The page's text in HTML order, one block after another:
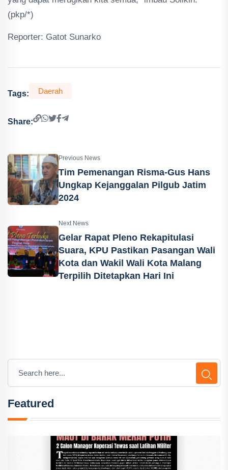
(pkp/*)
Reporter: Gatot Sunarko
Tags: Daerah
Share:
Previous News
Tim Pemenangan Risma-Gus Hans
Ungkap Kejanggalan Pilgub Jatim
2024
Next News
Gelar Rapat Pleno Rekapitulasi
Suara, KPU Pastikan Pasangan Wali
Kota dan Wakil Wali Kota Malang
Terpilih Ditetapkan Hari Ini
Featured